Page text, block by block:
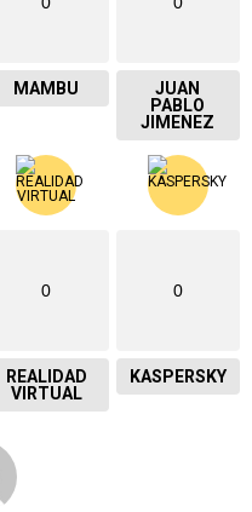
MAMBU
JUAN
PABLO
JIMENEZ
0
REALIDAD
VIRTUAL
0
KASPERSKY